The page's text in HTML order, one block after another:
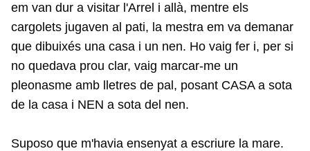
em van dur a visitar l'Arrel i allà, mentre els
cargolets jugaven al pati, la mestra em va demanar
que dibuixés una casa i un nen. Ho vaig fer i, per si
no quedava prou clar, vaig marcar-me un
pleonasme amb lletres de pal, posant CASA a sota
de la casa i NEN a sota del nen.
Suposo que m'havia ensenyat a escriure la mare.